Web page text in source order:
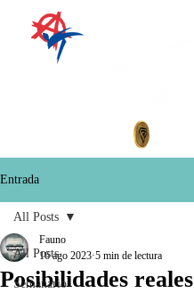
Entrada
All Posts
Semanario
All Posts
Posibilidades reales
Fauno
16 ago 2023 5 min de lectura